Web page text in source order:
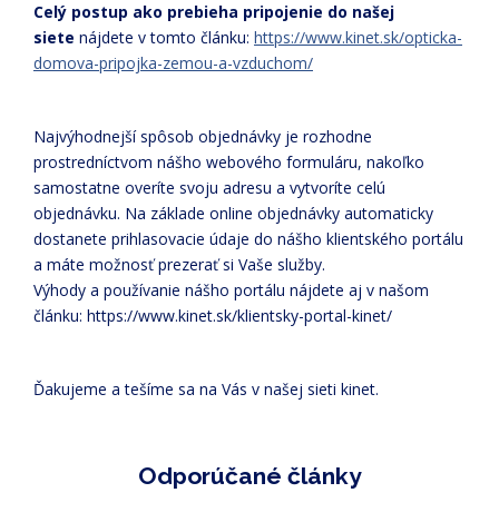
Celý postup ako prebieha pripojenie do našej
siete nájdete v tomto článku: https://www.kinet.sk/opticka-
domova-pripojka-zemou-a-vzduchom/
Najvýhodnejší spôsob objednávky je rozhodne
prostredníctvom nášho webového formuláru, nakoľko
samostatne overíte svoju adresu a vytvoríte celú
objednávku. Na základe online objednávky automaticky
dostanete prihlasovacie údaje do nášho klientského portálu
a máte možnosť prezerať si Vaše služby.
Výhody a používanie nášho portálu nájdete aj v našom
článku: https://www.kinet.sk/klientsky-portal-kinet/
Ďakujeme a tešíme sa na Vás v našej sieti kinet.
Odporúčané články